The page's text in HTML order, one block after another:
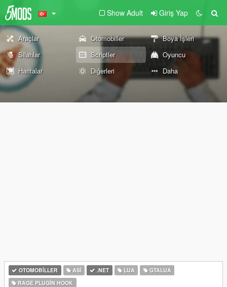
Show Adult Giriş Yap
Araçlar Otomobiller
Boya İşleri
Silahlar
Scriptler
Oyuncu
Haritalar
Diğerleri Daha
OTOMOBILLER ASI .NET LUA
GTALUA
RAGE PLUGIN HOOK